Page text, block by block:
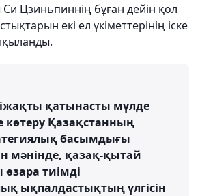
Цзиньпиннің бұған дейін қол
екі ел үкіметтерінің іске
қатынасты мүлде
көтеру Қазақстанның
басымдығы
мәнінде, қазақ-қытай
тиімді
ықпалдастықтың үлгісін